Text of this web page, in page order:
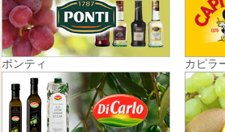
ポンティ カピラ